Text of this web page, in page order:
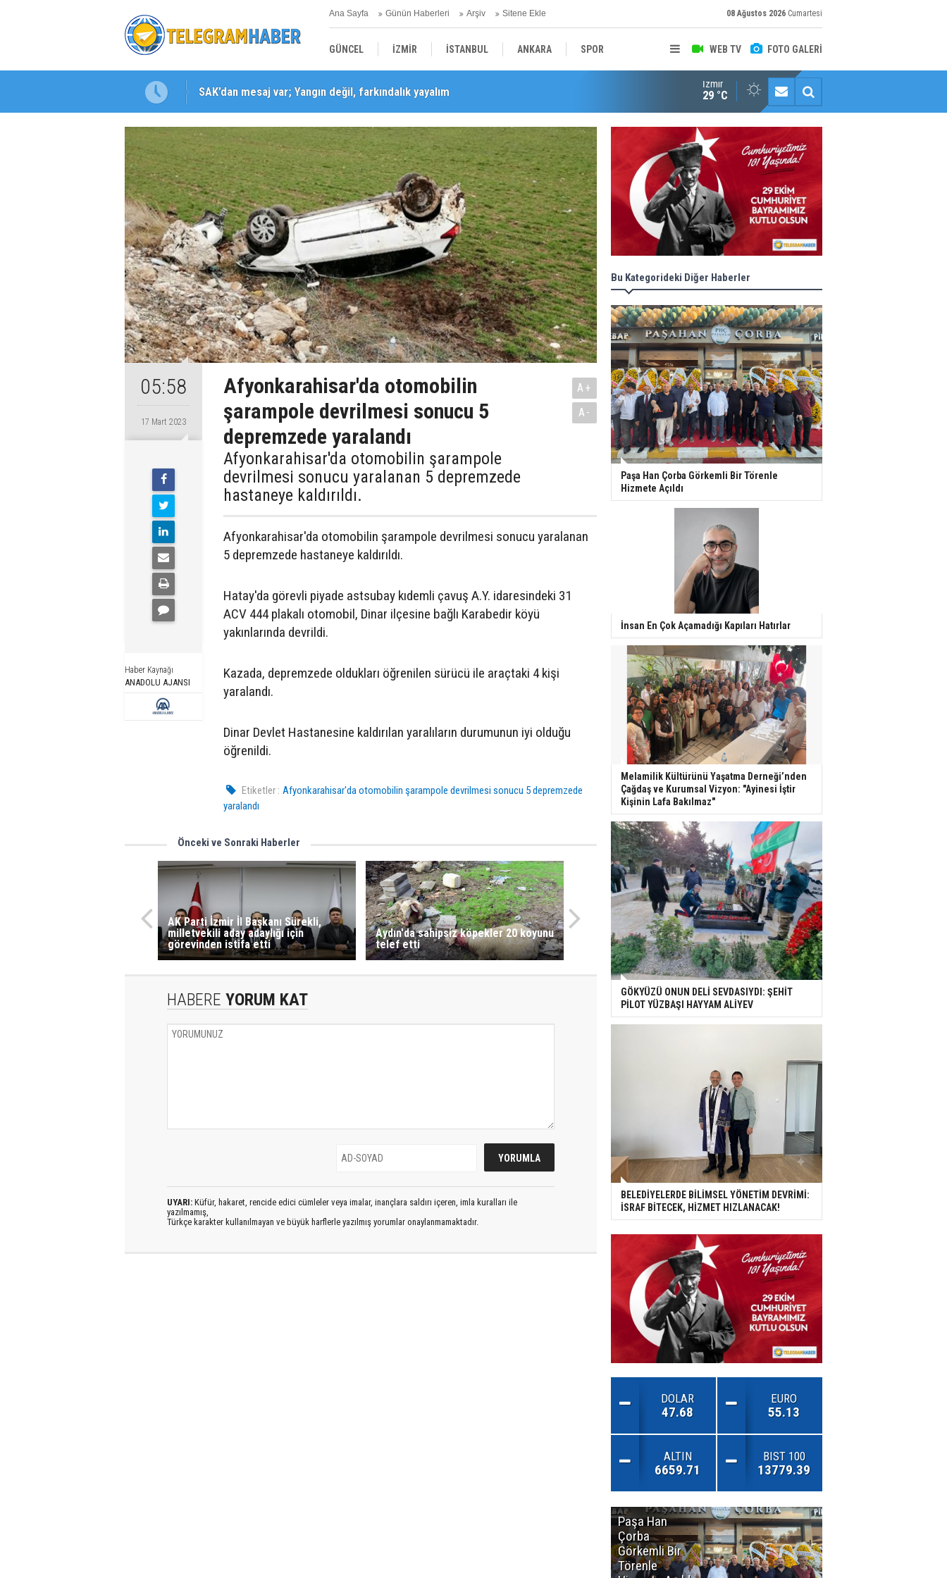
Ana Sayfa Günün Haberleri Arşiv Sitene Ekle 08 Ağustos 2026 Cumartesi
WEB TV FOTO GALERİ
GÜNCEL İZMİR İSTANBUL ANKARA SPOR
YEREL SAĞLIK
SAK’dan mesaj var; Yangın değil, farkındalık yayalım
Karabağlar ‘da Gazeteci Barış Selçuk saygıyla anıldı Konaklı kadınların okuma azmi örnek oldu
İzmir
29 °C
05:58
17 Mart 2023
Haber Kaynağı
ANADOLU AJANSI
Afyonkarahisar'da otomobilin
şarampole devrilmesi sonucu 5
depremzede yaralandı
Afyonkarahisar'da otomobilin şarampole
devrilmesi sonucu yaralanan 5 depremzede
hastaneye kaldırıldı.
A+
A-
Afyonkarahisar'da otomobilin şarampole devrilmesi sonucu yaralanan
5 depremzede hastaneye kaldırıldı.
Hatay'da görevli piyade astsubay kıdemli çavuş A.Y. idaresindeki 31
ACV 444 plakalı otomobil, Dinar ilçesine bağlı Karabedir köyü
yakınlarında devrildi.
Kazada, depremzede oldukları öğrenilen sürücü ile araçtaki 4 kişi
yaralandı.
Dinar Devlet Hastanesine kaldırılan yaralıların durumunun iyi olduğu
öğrenildi.
Etiketler : Afyonkarahisar'da otomobilin şarampole devrilmesi sonucu 5 depremzede
yaralandı
Önceki ve Sonraki Haberler
AK Parti İzmir İl Başkanı Sürekli,
milletvekili aday adaylığı için
görevinden istifa etti
Aydın'da sahipsiz köpekler 20 koyunu
telef etti
HABERE YORUM KAT
UYARI: Küfür, hakaret, rencide edici cümleler veya imalar, inançlara saldırı içeren, imla kuralları ile
yazılmamış,
Türkçe karakter kullanılmayan ve büyük harflerle yazılmış yorumlar onaylanmamaktadır.
Bu Kategorideki Diğer Haberler
Paşa Han Çorba Görkemli Bir Törenle
Hizmete Açıldı
İnsan En Çok Açamadığı Kapıları Hatırlar
Melamilik Kültürünü Yaşatma Derneği’nden
Çağdaş ve Kurumsal Vizyon: "Ayinesi İştir
Kişinin Lafa Bakılmaz"
GÖKYÜZÜ ONUN DELİ SEVDASIYDI: ŞEHİT
PİLOT YÜZBAŞI HAYYAM ALİYEV
BELEDİYELERDE BİLİMSEL YÖNETİM DEVRİMİ:
İSRAF BİTECEK, HİZMET HIZLANACAK!
DOLAR
47.68
EURO
55.13
ALTIN
6659.71
BIST 100
13779.39
Paşa Han
Çorba
Görkemli Bir
Törenle